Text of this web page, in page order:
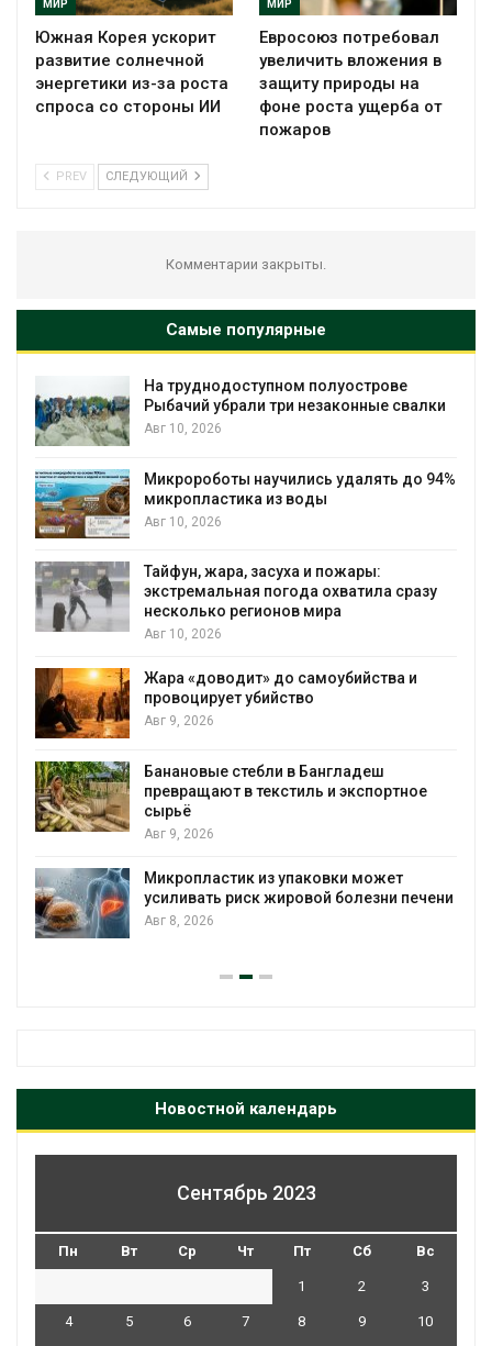
МИР
Южная Корея ускорит
развитие солнечной
энергетики из-за роста
спроса со стороны ИИ
МИР
Евросоюз потребовал
увеличить вложения в
защиту природы на
фоне роста ущерба от
пожаров
PREV СЛЕДУЮЩИЙ
Комментарии закрыты.
Самые популярные
На труднодоступном полуострове
Рыбачий убрали три незаконные свалки
Авг 10, 2026
Микророботы научились удалять до 94%
микропластика из воды
Авг 10, 2026
Тайфун, жара, засуха и пожары:
экстремальная погода охватила сразу
несколько регионов мира
Авг 10, 2026
Жара «доводит» до самоубийства и
провоцирует убийство
Авг 9, 2026
Банановые стебли в Бангладеш
превращают в текстиль и экспортное
сырьё
Авг 9, 2026
Микропластик из упаковки может
усиливать риск жировой болезни печени
Авг 8, 2026
Новостной календарь
Сентябрь 2023
Пн Вт Ср Чт Пт Сб Вс
1 2 3
4 5 6 7 8 9 10